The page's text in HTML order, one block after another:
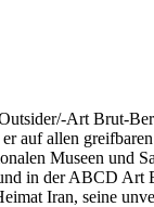
Art Brut-
auf allen
Museen
in der ABCD Art
Iran, seine